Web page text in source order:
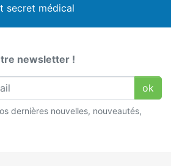
secret médical
newsletter !
ok
dernières nouvelles, nouveautés,